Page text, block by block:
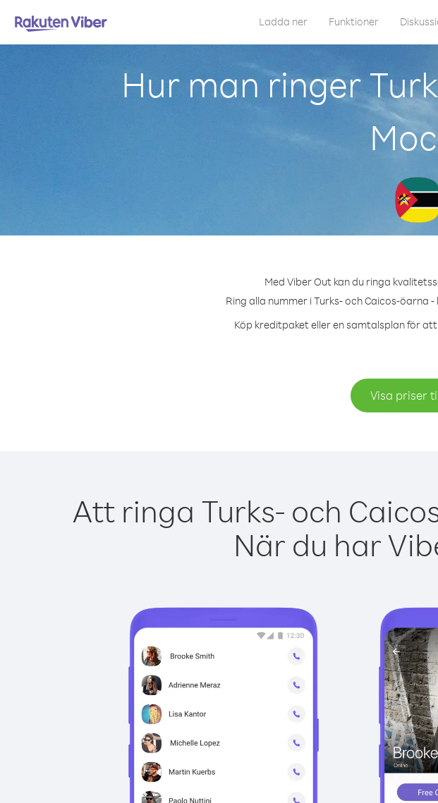
Ladda ner Funktioner
Hur man ringer
Med Viber Out kan du ringa
Ring alla nummer i Turks- och Caicos-
Köp kreditpaket eller en samtalsplan för
Visa priser
Att ringa Turks- och
När du har